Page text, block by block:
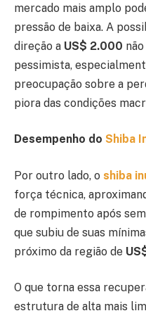
mercado mais amplo
pressão de baixa. A
direção a US$ 2.000
pessimista,
preocupação sobre a
piora das condições
Desempenho do Shiba
Por outro lado, o shiba
força técnica,
de rompimento após
que subiu de suas
próximo da região de
O que torna essa
estrutura de alta mais